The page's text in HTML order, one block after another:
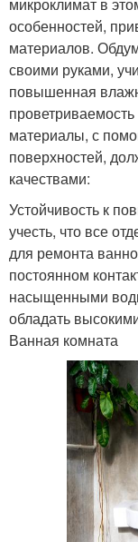
особенностей,
материалов.
своими руками,
повышенная
материалы, с
поверхностей,
качествами:
Устойчивость к
учесть, что все
для ремонта
постоянном
насыщенными
обладать
Ванная комната